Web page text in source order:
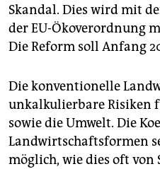
Skandal. Dies wird mit
der EU-Ökoverordnung
Die Reform soll Anfang
Die konventionelle
unkalkulierbare Risiken
sowie die Umwelt. Die
Landwirtschaftsformen
möglich, wie dies oft von